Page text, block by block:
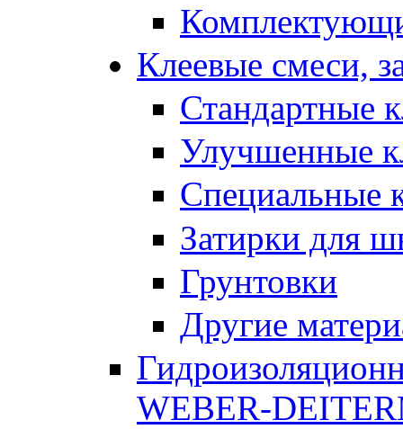
Клеевые смеси,
Стандартные
Улучшенные
Специальные
Затирки для
Грунтовки
Другие
WEBER-